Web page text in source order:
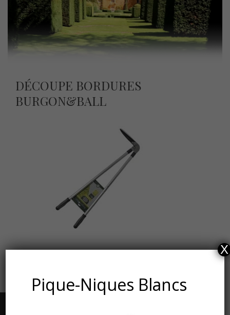
DÉCOUPE BORDURES
BURGON&BALL
Pique-Niques Blancs
X